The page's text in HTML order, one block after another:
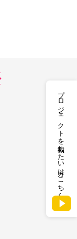
プロジェクトを掲載したい方はこちら